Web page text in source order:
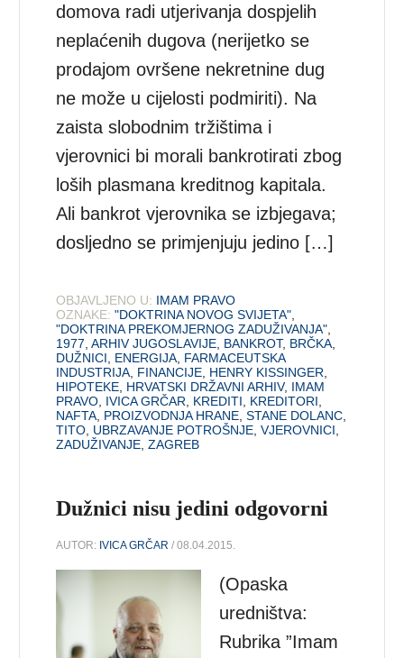
domova radi utjerivanja dospjelih
neplaćenih dugova (nerijetko se
prodajom ovršene nekretnine dug
ne može u cijelosti podmiriti). Na
zaista slobodnim tržištima i
vjerovnici bi morali bankrotirati zbog
loših plasmana kreditnog kapitala.
Ali bankrot vjerovnika se izbjegava;
dosljedno se primjenjuju jedino […]
OBJAVLJENO U: IMAM PRAVO
OZNAKE: "DOKTRINA NOVOG SVIJETA"
"DOKTRINA PREKOMJERNOG ZADUŽIVANJA"
1977 ,ARHIV JUGOSLAVIJE BANKROT, BRČKA
DUŽNICI
ENERGIJA FARMACEUTSKA
INDUSTRIJA FINANCIJE HENRY KISSINGER
HIPOTEKE HRVATSKI DRŽAVNI ARHIV, IMAM
PRAVO IVICA GRČAR KREDITI KREDITORI
NAFTA PROIZVODNJA HRANE ,STANE DOLANC
TITO UBRZAVANJE POTROŠNJE ,VJEROVNICI
ZADUŽIVANJE ,ZAGREB
Dužnici nisu jedini odgovorni
AUTOR: IVICA GRČAR / 08.04.2015.
(Opaska
uredništva:
Rubrika ”Imam